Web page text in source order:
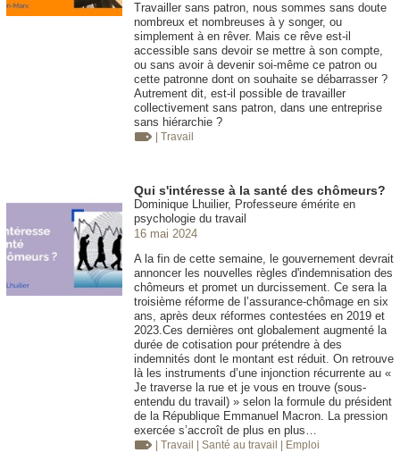
Travailler sans patron, nous sommes sans doute
nombreux et nombreuses à y songer, ou
simplement à en rêver. Mais ce rêve est-il
accessible sans devoir se mettre à son compte,
ou sans avoir à devenir soi-même ce patron ou
cette patronne dont on souhaite se débarrasser ?
Autrement dit, est-il possible de travailler
collectivement sans patron, dans une entreprise
sans hiérarchie ?
| Travail
Qui s'intéresse à la santé des chômeurs?
Dominique Lhuilier, Professeure émérite en
psychologie du travail
16 mai 2024
A la fin de cette semaine, le gouvernement devrait
annoncer les nouvelles règles d'indemnisation des
chômeurs et promet un durcissement. Ce sera la
troisième réforme de l’assurance-chômage en six
ans, après deux réformes contestées en 2019 et
2023.Ces dernières ont globalement augmenté la
durée de cotisation pour prétendre à des
indemnités dont le montant est réduit. On retrouve
là les instruments d’une injonction récurrente au «
Je traverse la rue et je vous en trouve (sous-
entendu du travail) » selon la formule du président
de la République Emmanuel Macron. La pression
exercée s’accroît de plus en plus…
| Travail | Santé au travail | Emploi